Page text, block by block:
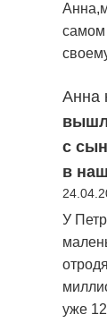
самом
Анна
с
в
У
уже